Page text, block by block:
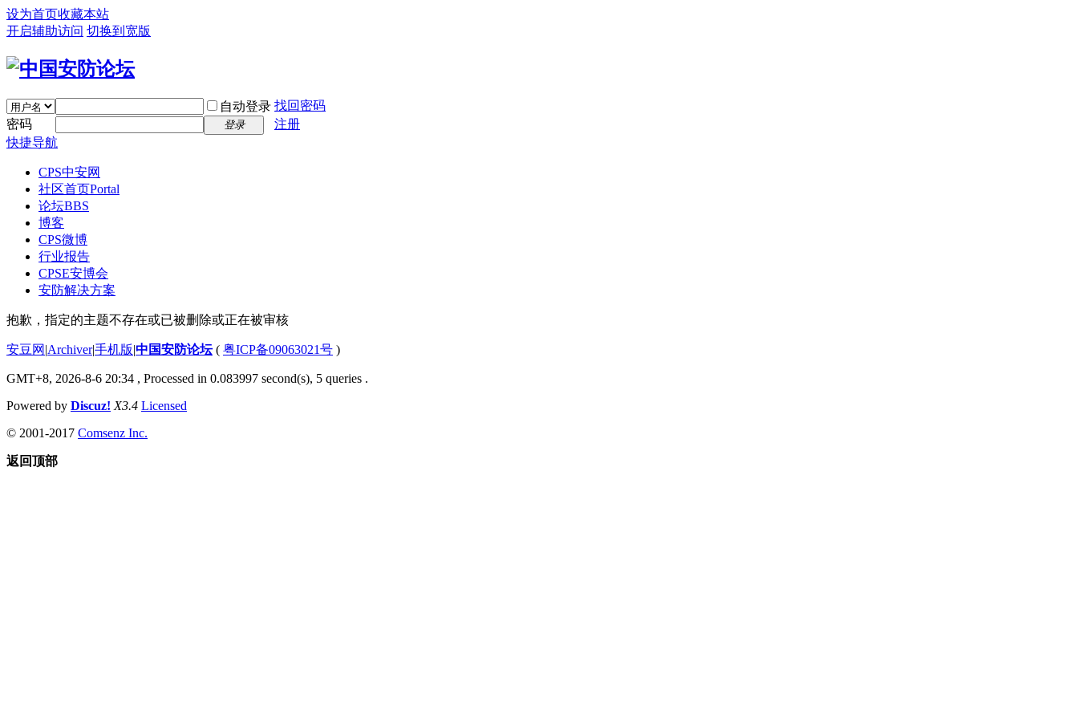
设为首页收藏本站
开启辅助访问 切换到宽版
自动登录 找回密码
密码
登录
注册
快捷导航
CPS中安网
社区首页Portal
论坛BBS
博客
CPS微博
行业报告
CPSE安博会
安防解决方案
抱歉，指定的主题不存在或已被删除或正在被审核
安豆网 |Archiver|手机版|中国安防论坛( 粤ICP备09063021号 )
GMT+8, 2026-8-6 20:34 , Processed in 0.083997 second(s), 5 queries .
Powered by Discuz! X3.4 Licensed
© 2001-2017 Comsenz Inc.
返回顶部